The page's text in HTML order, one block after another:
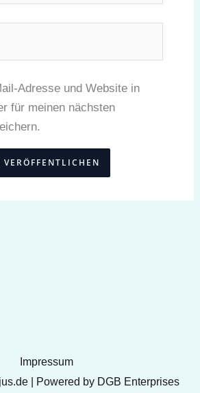
Adresse und Website in
für meinen nächsten
Impressum
| Powered by DGB Enterprises